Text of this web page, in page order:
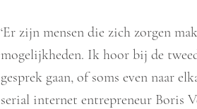
‘Er zijn mensen die zich zorgen
mogelijkheden. Ik hoor bij de
gesprek gaan, of soms even naar
serial internet entrepreneur Boris